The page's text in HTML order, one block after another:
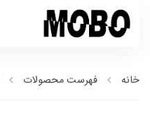
خانه فهرست محصولات